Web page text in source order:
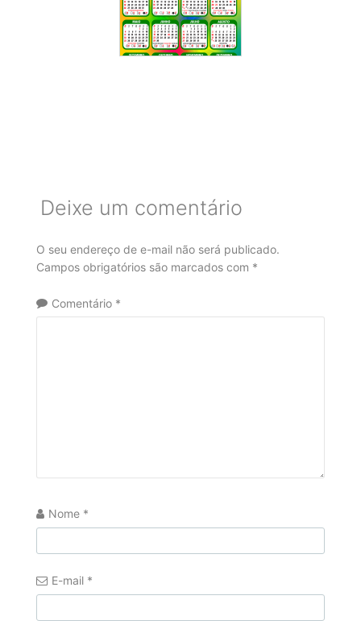
Deixe um comentário
O seu endereço de e-mail não será publicado.
Campos obrigatórios são marcados com *
Comentário *
Nome *
E-mail *